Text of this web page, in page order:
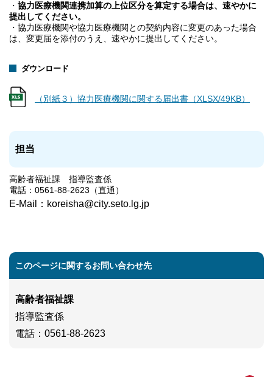
・ 協力医療機関連携加算の上位区分を算定する場合は、速やかに
提出してください。
・協力医療機関や協力医療機関との契約内容に変更のあった場合
は、変更届を添付のうえ、速やかに提出してください。
ダウンロード
（別紙３）協力医療機関に関する届出書（XLSX/49KB）
担当
高齢者福祉課 指導監査係
電話：0561-88-2623（直通）
E-Mail ： koreisha@city.seto.lg.jp
このページに関するお問い合わせ先
高齢者福祉課
指導監査係
電話 ：0561-88-2623